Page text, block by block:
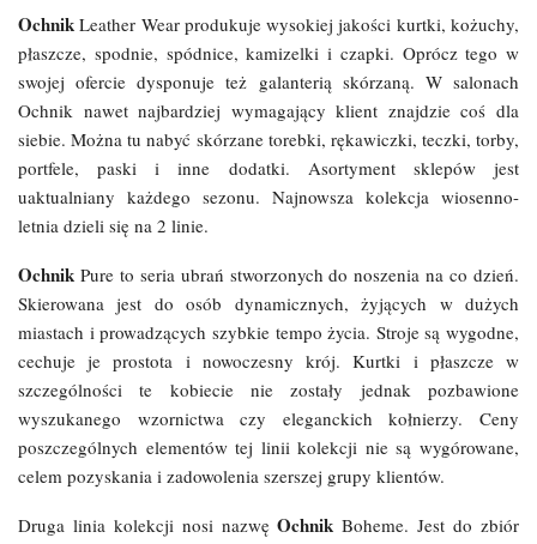
Ochnik Leather Wear produkuje wysokiej jakości kurtki, kożuchy,
płaszcze, spodnie, spódnice, kamizelki i czapki. Oprócz tego w
swojej ofercie dysponuje też galanterią skórzaną. W salonach
Ochnik nawet najbardziej wymagający klient znajdzie coś dla
siebie. Można tu nabyć skórzane torebki, rękawiczki, teczki, torby,
portfele, paski i inne dodatki. Asortyment sklepów jest
uaktualniany każdego sezonu. Najnowsza kolekcja wiosenno-
letnia dzieli się na 2 linie.
Ochnik Pure to seria ubrań stworzonych do noszenia na co dzień.
Skierowana jest do osób dynamicznych, żyjących w dużych
miastach i prowadzących szybkie tempo życia. Stroje są wygodne,
cechuje je prostota i nowoczesny krój. Kurtki i płaszcze w
szczególności te kobiecie nie zostały jednak pozbawione
wyszukanego wzornictwa czy eleganckich kołnierzy. Ceny
poszczególnych elementów tej linii kolekcji nie są wygórowane,
celem pozyskania i zadowolenia szerszej grupy klientów.
Druga linia kolekcji nosi nazwęOchnik Boheme. Jest do zbiór